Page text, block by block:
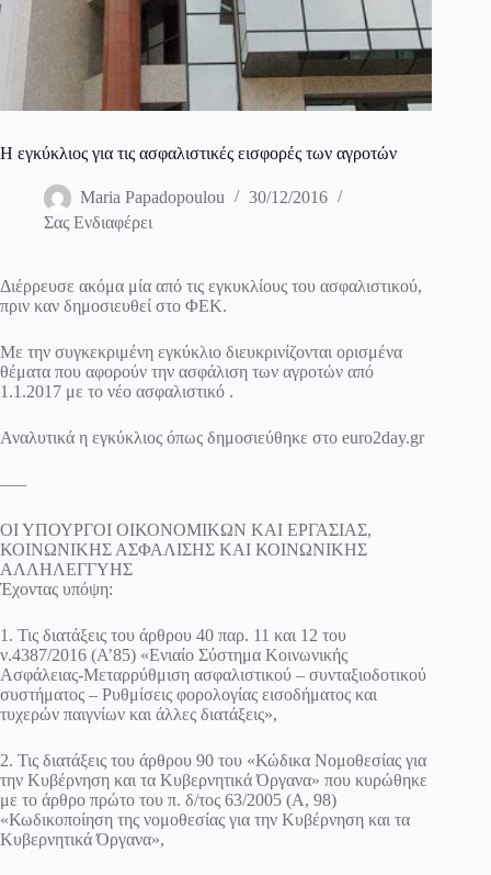
Η εγκύκλιος για τις ασφαλιστικές εισφορές των αγροτών
Maria Papadopoulou
30/12/2016
Σας Ενδιαφέρει
Διέρρευσε ακόμα μία από τις εγκυκλίους του ασφαλιστικού,
πριν καν δημοσιευθεί στο ΦΕΚ.
Με την συγκεκριμένη εγκύκλιο διευκρινίζονται ορισμένα
θέματα που αφορούν την ασφάλιση των αγροτών από
1.1.2017 με το νέο ασφαλιστικό .
Αναλυτικά η εγκύκλιος όπως δημοσιεύθηκε στο euro2day.gr
—–
ΟΙ ΥΠΟΥΡΓΟΙ ΟΙΚΟΝΟΜΙΚΩΝ ΚΑΙ ΕΡΓΑΣΙΑΣ,
ΚΟΙΝΩΝΙΚΗΣ ΑΣΦΑΛΙΣΗΣ ΚΑΙ ΚΟΙΝΩΝΙΚΗΣ
ΑΛΛΗΛΕΓΓΥΗΣ
Έχοντας υπόψη:
1. Τις διατάξεις του άρθρου 40 παρ. 11 και 12 του
ν.4387/2016 (Α’85) «Ενιαίο Σύστημα Κοινωνικής
Ασφάλειας-Μεταρρύθμιση ασφαλιστικού – συνταξιοδοτικού
συστήματος – Ρυθμίσεις φορολογίας εισοδήματος και
τυχερών παιγνίων και άλλες διατάξεις»,
2. Τις διατάξεις του άρθρου 90 του «Κώδικα Νομοθεσίας για
την Κυβέρνηση και τα Κυβερνητικά Όργανα» που κυρώθηκε
με το άρθρο πρώτο του π. δ/τος 63/2005 (Α, 98)
«Κωδικοποίηση της νομοθεσίας για την Κυβέρνηση και τα
Κυβερνητικά Όργανα»,